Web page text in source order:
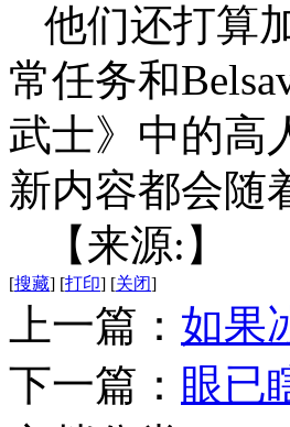
他们还打算
常任务和
武士》中的高
新内容都会随
【来源:】
[搜藏] [打印] [关闭]
上一篇： 如果
下一篇： 眼已